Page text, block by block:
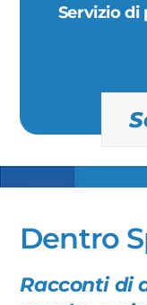
Servizio di
Dentro
Racconti di